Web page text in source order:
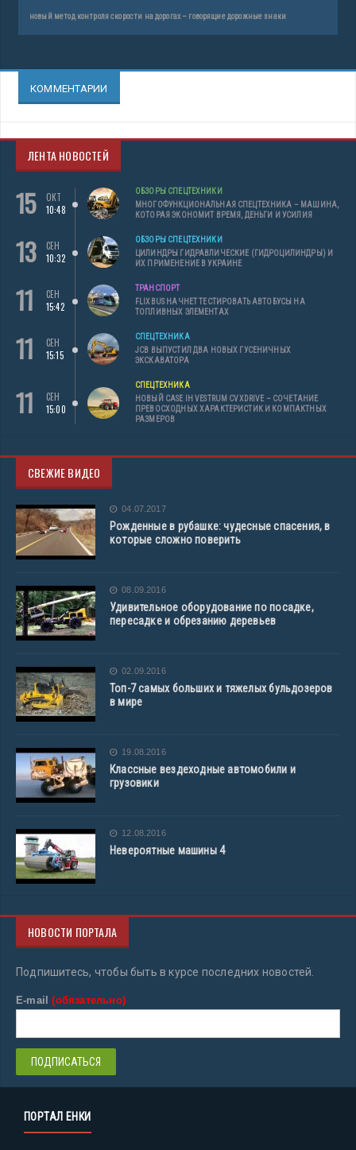
новый метод контроля скорости на дорогах – говорящие дорожные знаки
КОММЕНТАРИИ
ЛЕНТА НОВОСТЕЙ
15
ОКТ
10:48
ОБЗОРЫ СПЕЦТЕХНИКИ
МНОГОФУНКЦИОНАЛЬНАЯ СПЕЦТЕХНИКА – МАШИНА,
КОТОРАЯ ЭКОНОМИТ ВРЕМЯ, ДЕНЬГИ И УСИЛИЯ
13
СЕН
10:32
ОБЗОРЫ СПЕЦТЕХНИКИ
ЦИЛИНДРЫ ГИДРАВЛИЧЕСКИЕ (ГИДРОЦИЛИНДРЫ) И
ИХ ПРИМЕНЕНИЕ В УКРАИНЕ
11
СЕН
15:42
ТРАНСПОРТ
FLIXBUS НАЧНЕТ ТЕСТИРОВАТЬ АВТОБУСЫ НА
ТОПЛИВНЫХ ЭЛЕМЕНТАХ
11
СЕН
15:15
СПЕЦТЕХНИКА
JCB ВЫПУСТИЛ ДВА НОВЫХ ГУСЕНИЧНЫХ
ЭКСКАВАТОРА
11
СЕН
15:00
СПЕЦТЕХНИКА
НОВЫЙ CASE IH VESTRUM CVXDRIVE – СОЧЕТАНИЕ
ПРЕВОСХОДНЫХ ХАРАКТЕРИСТИК И КОМПАКТНЫХ
РАЗМЕРОВ
СВЕЖИЕ ВИДЕО
04.07.2017
Рожденные в рубашке: чудесные спасения, в
которые сложно поверить
08.09.2016
Удивительное оборудование по посадке,
пересадке и обрезанию деревьев
02.09.2016
Топ-7 самых больших и тяжелых бульдозеров
в мире
19.08.2016
Классные вездеходные автомобили и
грузовики
12.08.2016
Невероятные машины 4
НОВОСТИ ПОРТАЛА
Подпишитесь, чтобы быть в курсе последних новостей.
E-mail(обязательно)
ПОРТАЛ ЕНКИ